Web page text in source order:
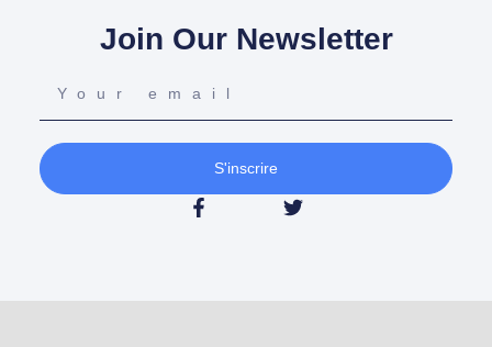
Join Our Newsletter
S'inscrire